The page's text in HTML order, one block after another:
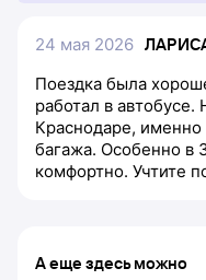
24 мая 2026
Поездка была
работал в
Краснодаре, именно
багажа. Особенно в
комфортно. Учтите
А еще здесь можно